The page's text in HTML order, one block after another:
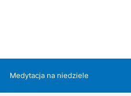
Medytacja na niedziele